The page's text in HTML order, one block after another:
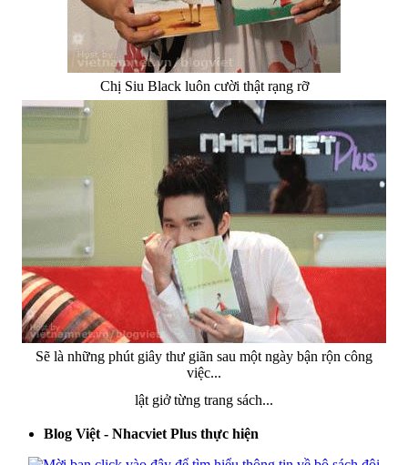
Chị Siu Black luôn cười thật rạng rỡ
Sẽ là những phút giây thư giãn sau một ngày bận rộn công
việc...
lật giở từng trang sách...
Blog Việt - Nhacviet Plus thực hiện